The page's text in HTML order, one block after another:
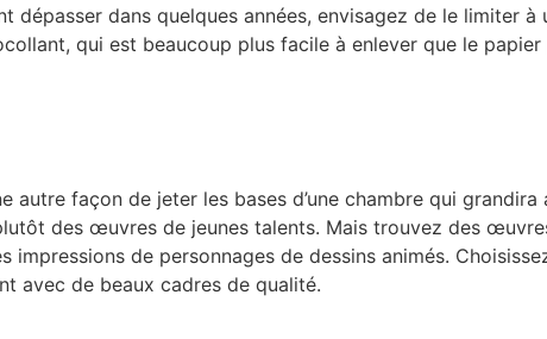
dans quelques années, envisagez de le limiter à
qui est beaucoup plus facile à enlever que le
autre façon de jeter les bases d’une chambre qui
des œuvres de jeunes talents. Mais trouvez des
impressions de personnages de dessins animés.
avec de beaux cadres de qualité.